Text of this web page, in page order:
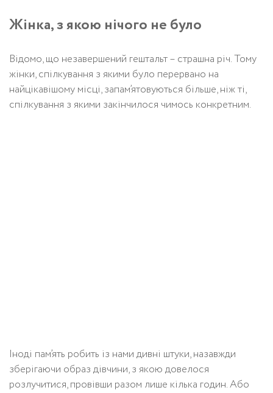
Жінка, з якою нічого не було
Відомо, що незавершений гештальт – страшна річ. Тому
жінки, спілкування з якими було перервано на
найцікавішому місці, запам’ятовуються більше, ніж ті,
спілкування з якими закінчилося чимось конкретним.
Іноді пам’ять робить із нами дивні штуки, назавжди
зберігаючи образ дівчини, з якою довелося
розлучитися, провівши разом лише кілька годин. Або